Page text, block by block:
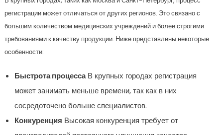
регистрации может отличаться от других регионов. Это связано с
большим количеством медицинских учреждений и более строгими
требованиями к качеству продукции. Ниже представлены некоторые
особенности:
Быстрота процессаВ крупных городах регистрация
может занимать меньше времени, так как в них
сосредоточено больше специалистов.
Конкуренция Высокая конкуренция требует от